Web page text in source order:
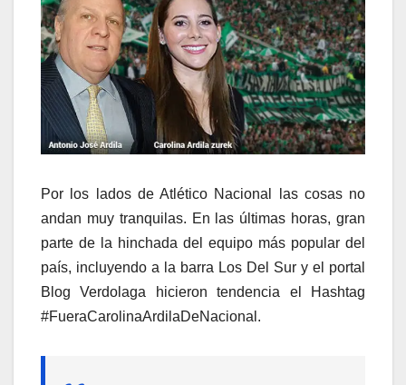
Por los lados de Atlético Nacional las cosas no
andan muy tranquilas. En las últimas horas, gran
parte de la hinchada del equipo más popular del
país, incluyendo a la barra Los Del Sur y el portal
Blog Verdolaga hicieron tendencia el Hashtag
#FueraCarolinaArdilaDeNacional.